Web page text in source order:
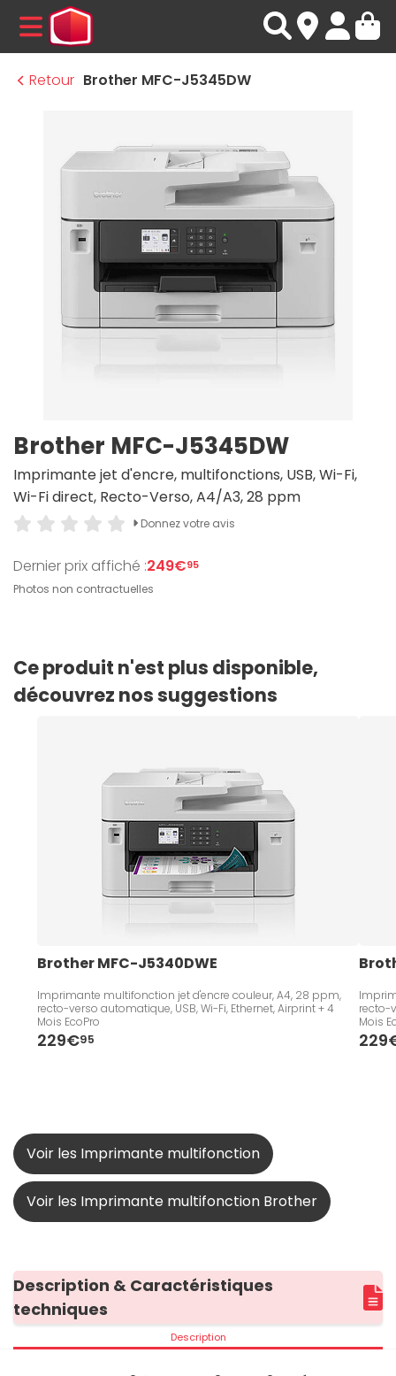
MENU
Retour Brother MFC-J5345DW
Brother MFC-J5345DW
Imprimante jet d'encre, multifonctions, USB, Wi-Fi,
Wi-Fi direct, Recto-Verso, A4/A3, 28 ppm
Donnez votre avis
Dernier prix affiché :249€95
Photos non contractuelles
Ce produit n'est plus disponible,
découvrez nos suggestions
Brother MFC-J5340DWE
Imprimante multifonction jet d'encre couleur, A4, 28 ppm,
recto-verso automatique, USB, Wi-Fi, Ethernet, Airprint + 4
Mois EcoPro
229€95
recto-verso
Mois
Voir les Imprimante multifonction
Voir les Imprimante multifonction Brother
Description & Caractéristiques
techniques
Description